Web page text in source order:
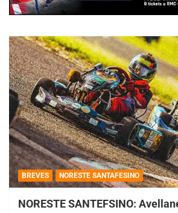
BREVES NORESTE SANTAFESINO
NORESTE SANTEFSINO: